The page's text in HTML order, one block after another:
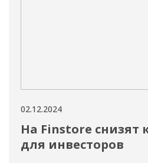
02.12.2024
На Finstore снизят
для инвесторов